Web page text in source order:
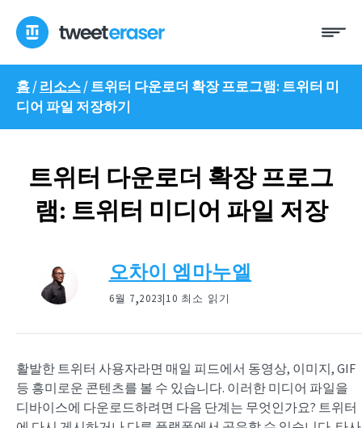
로
뛰
메
홈/리소스/트위터 다운로더 확장 프로그램: 트위터 미
디어 파일 저장하기
트위터 다운로더 확장 프로그
램: 트위터 미디어 파일 저장
오차이 엠마누엘
6월 7,2023|10 최소 읽기
활발한 트위터 사용자라면 매일 피드에서 동영상, 이미지, GIF
등 흥미로운 콘텐츠를 볼 수 있습니다. 이러한 미디어 파일을
디바이스에 다운로드하려면 다음 단계는 무엇인가요? 트위터